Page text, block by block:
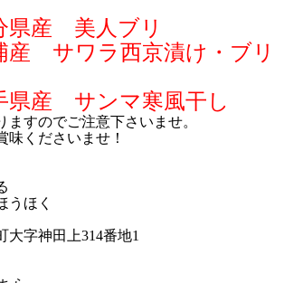
県産 美人ブリ
サワラ西京漬け・ブリ
県産 サンマ寒風干し
ますのでご注意下さいませ。
味くださいませ！
大字神田上314番地1